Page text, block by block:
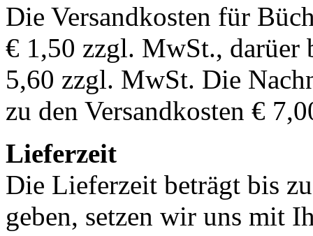
Die Versandkosten für
€ 1,50 zzgl. MwSt., darüer
5,60 zzgl. MwSt. Die
zu den Versandkosten €
Lieferzeit
Die Lieferzeit beträgt bis
geben, setzen wir uns mit